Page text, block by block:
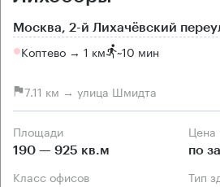
Москва, 2-й Лихачёвский
Коптево → 1 км ~10 мин
7.11 км → улица Шмидта
Площади
190 — 925 кв.м по
Класс офисов Тип